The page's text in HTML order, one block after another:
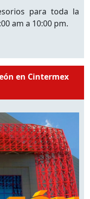
para toda la
am a 10:00 pm.
en Cintermex